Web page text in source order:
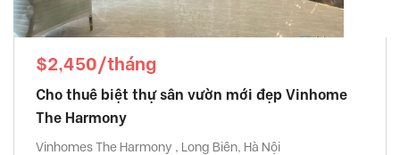
$2,450/tháng
Cho thuê biệt thự sân vườn mới đẹp Vinhome
The Harmony
Vinhomes The Harmony , Long Biên, Hà Nội